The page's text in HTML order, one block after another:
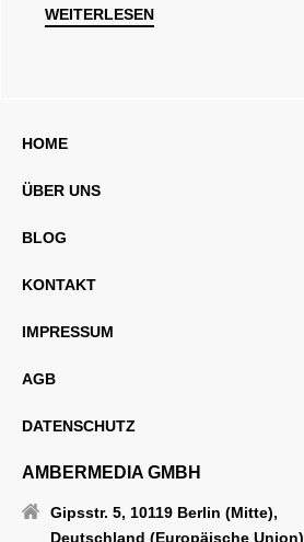
WEITERLESEN
AMBERMEDIA GMBH
Gipsstr. 5, 10119 Berlin (Mitte),
Deutschland (Europäische Union)
HOME
ÜBER UNS
BLOG
KONTAKT
IMPRESSUM
AGB
DATENSCHUTZ